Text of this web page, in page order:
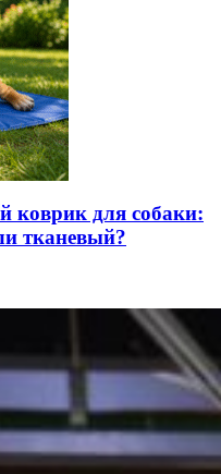
для собаки:
тканевый?